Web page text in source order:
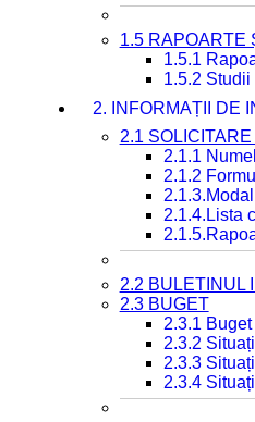
1.5 RAPOARTE
1.5.1
1.5.2
2. INFORMAȚII DE
2.1 SOLICITARE
2.1.1
2.1.2
2.1.4.Lista
2.2 BULETINUL
2.3 BUGET
2.3.1
2.3.2
2.3.3
2.3.4